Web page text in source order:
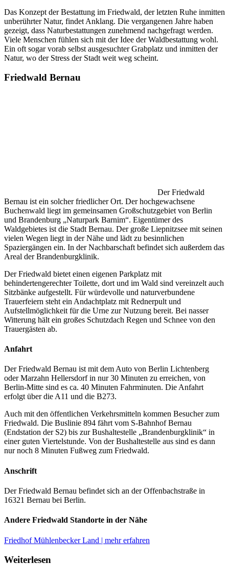
Das Konzept der Bestattung im Friedwald, der letzten Ruhe inmitten
unberührter Natur, findet Anklang. Die vergangenen Jahre haben
gezeigt, dass Naturbestattungen zunehmend nachgefragt werden.
Viele Menschen fühlen sich mit der Idee der Waldbestattung wohl.
Ein oft sogar vorab selbst ausgesuchter Grabplatz und inmitten der
Natur, wo der Stress der Stadt weit weg scheint.
Friedwald Bernau
Der Friedwald
Bernau ist ein solcher friedlicher Ort. Der hochgewachsene
Buchenwald liegt im gemeinsamen Großschutzgebiet von Berlin
und Brandenburg „Naturpark Barnim“. Eigentümer des
Waldgebietes ist die Stadt Bernau. Der große Liepnitzsee mit seinen
vielen Wegen liegt in der Nähe und lädt zu besinnlichen
Spaziergängen ein. In der Nachbarschaft befindet sich außerdem das
Areal der Brandenburgklinik.
Der Friedwald bietet einen eigenen Parkplatz mit
behindertengerechter Toilette, dort und im Wald sind vereinzelt auch
Sitzbänke aufgestellt. Für würdevolle und naturverbundene
Trauerfeiern steht ein Andachtplatz mit Rednerpult und
Aufstellmöglichkeit für die Urne zur Nutzung bereit. Bei nasser
Witterung hält ein großes Schutzdach Regen und Schnee von den
Trauergästen ab.
Anfahrt
Der Friedwald Bernau ist mit dem Auto von Berlin Lichtenberg
oder Marzahn Hellersdorf in nur 30 Minuten zu erreichen, von
Berlin-Mitte sind es ca. 40 Minuten Fahrminuten. Die Anfahrt
erfolgt über die A11 und die B273.
Auch mit den öffentlichen Verkehrsmitteln kommen Besucher zum
Friedwald. Die Buslinie 894 fährt vom S-Bahnhof Bernau
(Endstation der S2) bis zur Bushaltestelle „Brandenburgklinik“ in
einer guten Viertelstunde. Von der Bushaltestelle aus sind es dann
nur noch 8 Minuten Fußweg zum Friedwald.
Anschrift
Der Friedwald Bernau befindet sich an der Offenbachstraße in
16321 Bernau bei Berlin.
Andere Friedwald Standorte in der Nähe
Friedhof Mühlenbecker Land | mehr erfahren
Weiterlesen